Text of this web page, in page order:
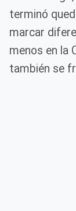
terminó
marcar
menos en la
también se